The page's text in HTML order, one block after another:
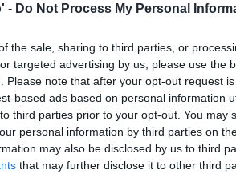
- Do Not Process My Personal
the sale, sharing to third parties, or
targeted advertising by us, please use the
Please note that after your opt-out request
based ads based on personal information
third parties prior to your opt-out. You may
personal information by third parties on
may also be disclosed by us to third
that may further disclose it to other third